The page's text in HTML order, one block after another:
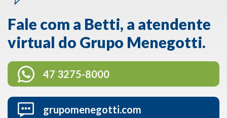
Fale com a Betti, a atendente
virtual do Grupo Menegotti.
47 3275-8000
grupomenegotti.com